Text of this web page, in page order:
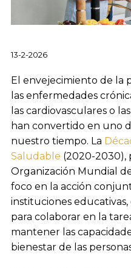
13-2-2026
El envejecimiento de la
las enfermedades
las cardiovasculares o
han convertido en uno
nuestro tiempo. La
Saludable (2020-2030),
Organización Mundial
foco en la acción
instituciones
para colaborar en la
mantener las
bienestar de las